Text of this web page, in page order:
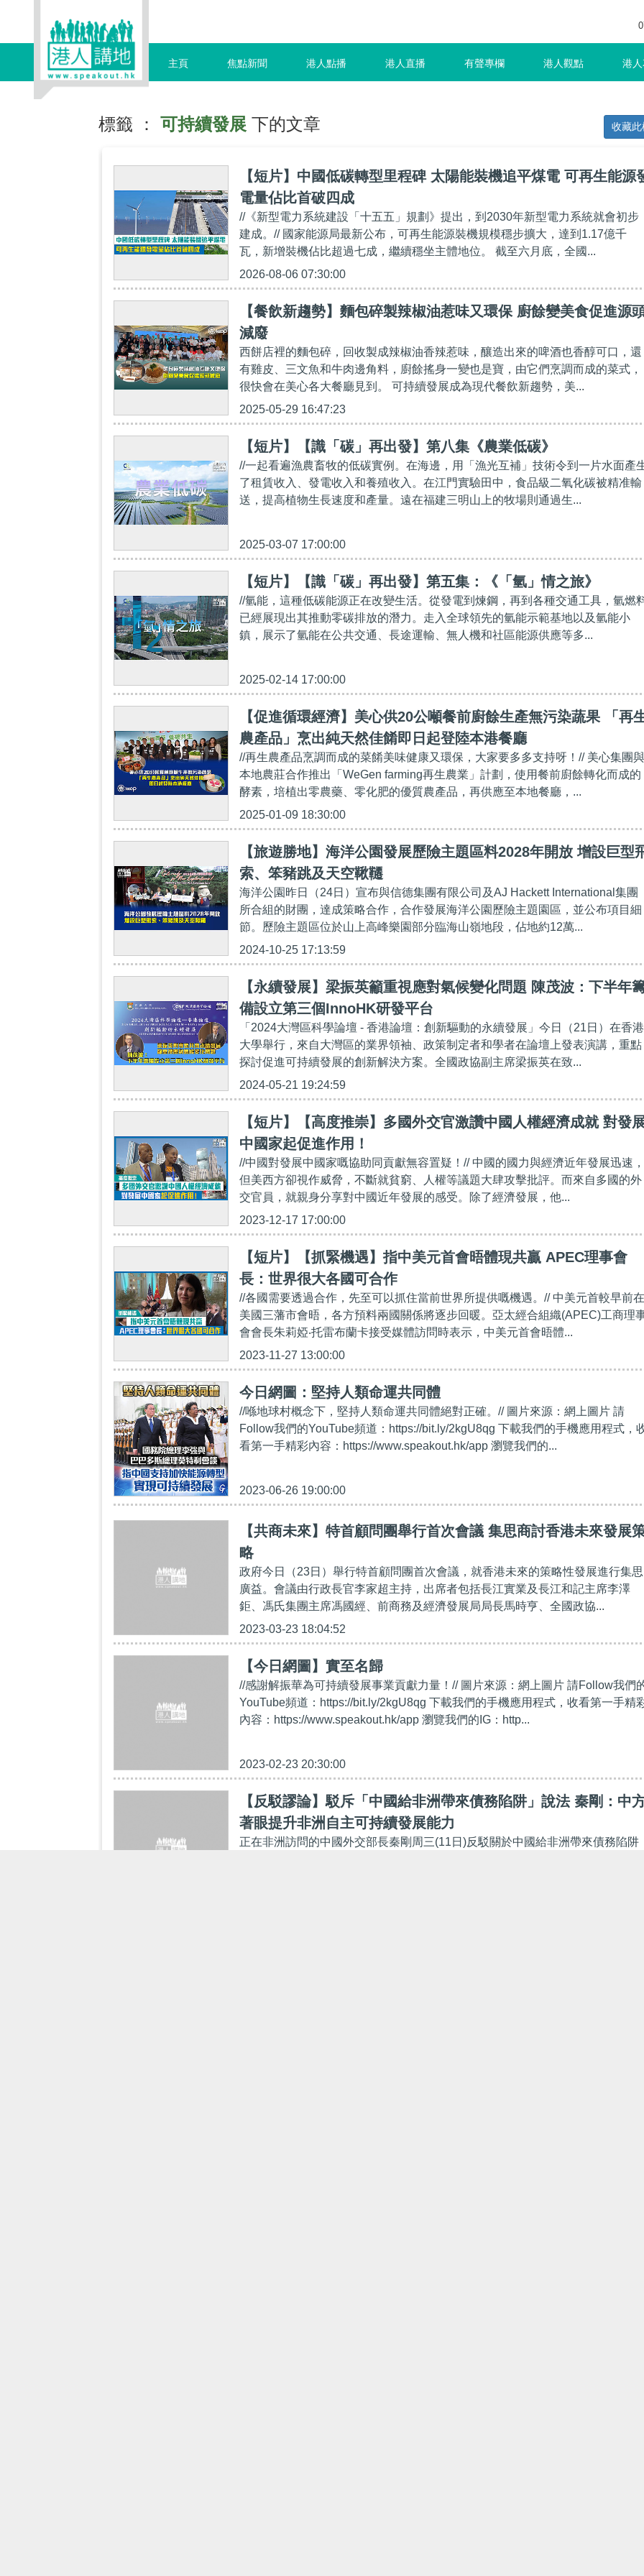
主頁 焦點新聞 港人點播 港人直播 有聲專欄 港人觀點 港
標籤 ： 可持續發展 下的文章 收藏此
【短片】中國低碳轉型里程碑 太陽能裝機追平煤電 可再生能源
電量佔比首破四成
//《新型電力系統建設「十五五」規劃》提出，到2030年新型電力系統就會初步
建成。// 國家能源局最新公布，可再生能源裝機規模穩步擴大，達到1.17億千
瓦，新增裝機佔比超過七成，繼續穩坐主體地位。 截至六月底，全國...
2026-08-06 07:30:00
【餐飲新趨勢】麵包碎製辣椒油惹味又環保 廚餘變美食促進源
減廢
西餅店裡的麵包碎，回收製成辣椒油香辣惹味，釀造出來的啤酒也香醇可口，還
有雞皮、三文魚和牛肉邊角料，廚餘搖身一變也是寶，由它們烹調而成的菜式，
很快會在美心各大餐廳見到。 可持續發展成為現代餐飲新趨勢，美...
2025-05-29 16:47:23
【短片】【識「碳」再出發】第八集《農業低碳》
//一起看遍漁農畜牧的低碳實例。在海邊，用「漁光互補」技術令到一片水面產
了租賃收入、發電收入和養殖收入。在江門實驗田中，食品級二氧化碳被精准輸
送，提高植物生長速度和產量。遠在福建三明山上的牧場則通過生...
2025-03-07 17:00:00
【短片】【識「碳」再出發】第五集：《「氫」情之旅》
//氫能，這種低碳能源正在改變生活。從發電到煉鋼，再到各種交通工具，氫燃
已經展現出其推動零碳排放的潛力。走入全球領先的氫能示範基地以及氫能小
鎮，展示了氫能在公共交通、長途運輸、無人機和社區能源供應等多...
2025-02-14 17:00:00
【促進循環經濟】美心供20公噸餐前廚餘生產無污染蔬果 「再
農產品」烹出純天然佳餚即日起登陸本港餐廳
//再生農產品烹調而成的菜餚美味健康又環保，大家要多多支持呀！// 美心集團與
本地農莊合作推出「WeGen farming再生農業」計劃，使用餐前廚餘轉化而成的
酵素，培植出零農藥、零化肥的優質農產品，再供應至本地餐廳，...
2025-01-09 18:30:00
【旅遊勝地】海洋公園發展歷險主題區料2028年開放 增設巨型
索、笨豬跳及天空鞦韆
海洋公園昨日（24日）宣布與信德集團有限公司及AJ Hackett International集團
所合組的財團，達成策略合作，合作發展海洋公園歷險主題園區，並公布項目細
節。歷險主題區位於山上高峰樂園部分臨海山嶺地段，佔地約12萬...
2024-10-25 17:13:59
【永續發展】梁振英籲重視應對氣候變化問題 陳茂波：下半年
備設立第三個InnoHK研發平台
「2024大灣區科學論壇 - 香港論壇：創新驅動的永續發展」今日（21日）在香港
大學舉行，來自大灣區的業界領袖、政策制定者和學者在論壇上發表演講，重點
探討促進可持續發展的創新解決方案。全國政協副主席梁振英在致...
2024-05-21 19:24:59
【短片】【高度推崇】多國外交官激讚中國人權經濟成就 對發
中國家起促進作用！
//中國對發展中國家嘅協助同貢獻無容置疑！// 中國的國力與經濟近年發展迅速，
但美西方卻視作威脅，不斷就貧窮、人權等議題大肆攻擊批評。而來自多國的外
交官員，就親身分享對中國近年發展的感受。除了經濟發展，他...
2023-12-17 17:00:00
【短片】【抓緊機遇】指中美元首會晤體現共贏 APEC理事會
長：世界很大各國可合作
//各國需要透過合作，先至可以抓住當前世界所提供嘅機遇。// 中美元首較早前在
美國三藩市會晤，各方預料兩國關係將逐步回暖。亞太經合組織(APEC)工商理
會會長朱莉婭‧托雷布蘭卡接受媒體訪問時表示，中美元首會晤體...
2023-11-27 13:00:00
今日網圖：堅持人類命運共同體
//喺地球村概念下，堅持人類命運共同體絕對正確。// 圖片來源：網上圖片 請
Follow我們的YouTube頻道：https://bit.ly/2kgU8qg 下載我們的手機應用程式，
看第一手精彩內容：https://www.speakout.hk/app 瀏覽我們的...
2023-06-26 19:00:00
【共商未來】特首顧問團舉行首次會議 集思商討香港未來發展
略
政府今日（23日）舉行特首顧問團首次會議，就香港未來的策略性發展進行集思
廣益。會議由行政長官李家超主持，出席者包括長江實業及長江和記主席李澤
鉅、馮氏集團主席馮國經、前商務及經濟發展局局長馬時亨、全國政協...
2023-03-23 18:04:52
【今日網圖】實至名歸
//感謝解振華為可持續發展事業貢獻力量！// 圖片來源：網上圖片 請Follow我們
YouTube頻道：https://bit.ly/2kgU8qg 下載我們的手機應用程式，收看第一手精
內容：https://www.speakout.hk/app 瀏覽我們的IG：http...
2023-02-23 20:30:00
【反駁謬論】駁斥「中國給非洲帶來債務陷阱」說法 秦剛：中
著眼提升非洲自主可持續發展能力
正在非洲訪問的中國外交部長秦剛周三(11日)反駁關於中國給非洲帶來債務陷阱